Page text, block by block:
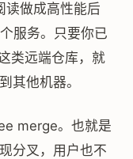
读做成高性能后
服务。只要你已
类远端仓库，就
其他机器。
merge。也就是
分叉，用户也不